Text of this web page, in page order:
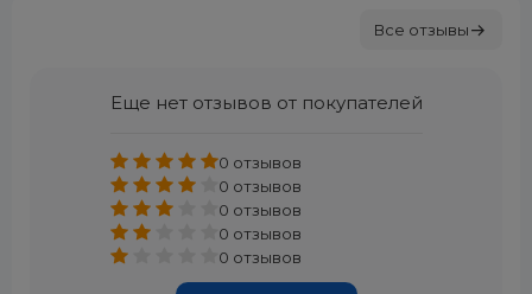
Все отзывы
Еще нет отзывов от покупателей
0 отзывов
0 отзывов
0 отзывов
0 отзывов
0 отзывов